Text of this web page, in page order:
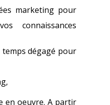
marketing pour
connaissances
dégagé pour
en oeuvre. A partir